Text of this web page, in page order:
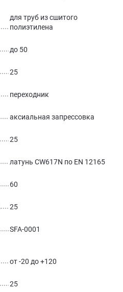
для труб из сшитого
полиэтилена
до 50
25
переходник
аксиальная запрессовка
25
латунь CW617N по EN 12165
60
25
SFA-0001
от -20 до +120
25